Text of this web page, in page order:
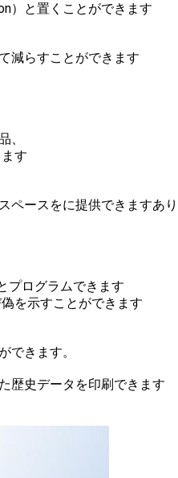
）と置くことができます
減らすことができます
、
す
ペースをに提供できますあ
プログラムできます
を示すことができます
できます。
歴史データを印刷できます